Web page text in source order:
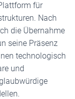
für
Nach
die Übernahme
seine Präsenz
technologisch
und